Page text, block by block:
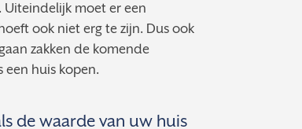
Uiteindelijk moet er een
ook niet erg te zijn. Dus ook
zakken de komende
een huis kopen.
de waarde van uw huis